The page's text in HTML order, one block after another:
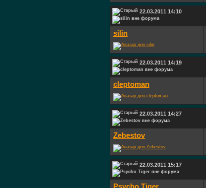
22.03.2011 14:10
silin
22.03.2011 14:19
cleptoman
22.03.2011 14:27
Zebestov
22.03.2011 15:17
Psycho Tiger